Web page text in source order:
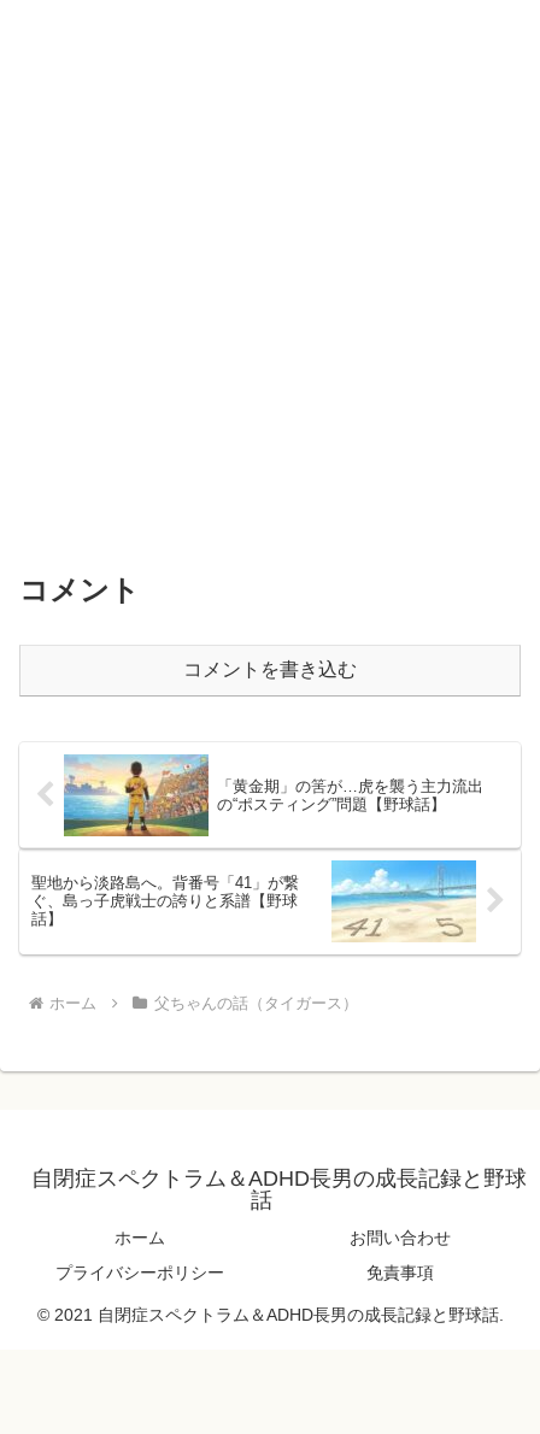
コメント
コメントを書き込む
「黄金期」の筈が…虎を襲う主力流出
の“ポスティング”問題【野球話】
聖地から淡路島へ。背番号「41」が繋
ぐ、島っ子虎戦士の誇りと系譜【野球
話】
ホーム 父ちゃんの話（タイガース）
自閉症スペクトラム＆ADHD長男の成長記録と野球
話
ホーム
お問い合わせ
プライバシーポリシー
免責事項
© 2021 自閉症スペクトラム＆ADHD長男の成長記録と野球話.